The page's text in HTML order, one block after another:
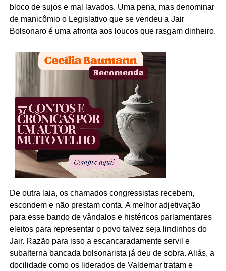
bloco de sujos e mal lavados. Uma pena, mas denominar
de manicômio o Legislativo que se vendeu a Jair
Bolsonaro é uma afronta aos loucos que rasgam dinheiro.
De outra laia, os chamados congressistas recebem,
escondem e não prestam conta. A melhor adjetivação
para esse bando de vândalos e histéricos parlamentares
eleitos para representar o povo talvez seja lindinhos do
Jair. Razão para isso a escancaradamente servil e
subalterna bancada bolsonarista já deu de sobra. Aliás, a
docilidade como os liderados de Valdemar tratam e